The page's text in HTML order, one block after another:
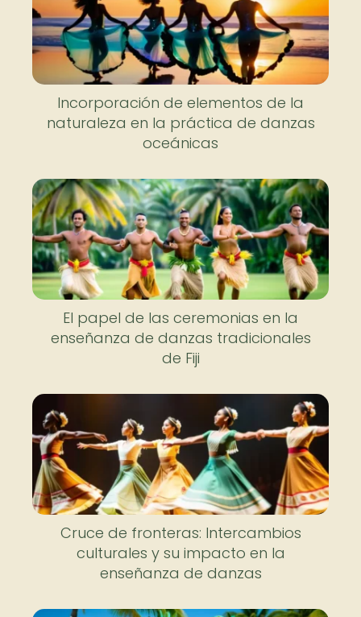
Incorporación de elementos de la
naturaleza en la práctica de danzas
oceánicas
El papel de las ceremonias en la
enseñanza de danzas tradicionales
de Fiji
Cruce de fronteras: Intercambios
culturales y su impacto en la
enseñanza de danzas